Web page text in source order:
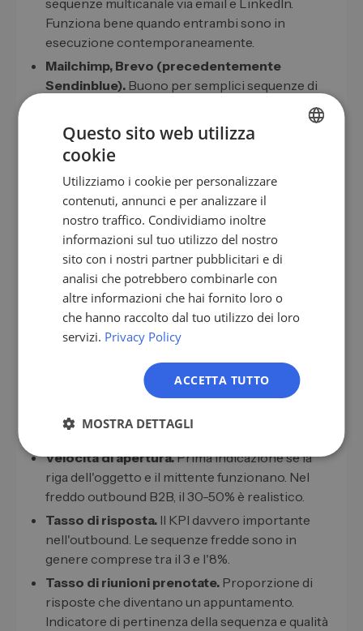
sequenze multicanale via email e LinkedIn.
Funziona bene quando entrambi sono in
esecuzione contemporaneamente.
Mailchimp, Brevo (precedentemente
Sendinblue). Buono per semplici sequenze di
newsletter, debole sulla logica comportamentale
reale.
L'errore più comune è abusare di uno strumento in
entrata come HubSpot per l'outbound a freddo.
Questo funziona a breve termine, ma rovina la
reputazione del dominio e quindi anche le e-mail in
entrata. Se fai entrambe le cose, dovresti eseguire
due stack uno accanto all'altro.
KPI in base ai quali misuri il successo
Una drip campaign senza KPI chiari è una
l'immagine di cui hai bisogno per il controllo.
Velocità di apertura.Prima indicazione se la
riga dell'oggetto e il mittente funzionano. Nel
freddo outbound B2B, il 30-50% è realistico.
Tasso di risposta. Il KPI davvero importante
nell'outbound. Le sequenze fredde sono in
genere comprese tra il 3 e l'8%.
Tasso di riunioni prenotate. Proporzione di
risposte che diventano un appuntamento.
Indicatore di pertinenza della sequenza e qualità
EN
FR
IT
NL
PL
Questo sito web utilizza
cookie
Utilizziamo i cookie per personalizzare
contenuti, annunci e per analizzare il
nostro traffico. Condividiamo inoltre
informazioni sul tuo utilizzo del nostro
sito con i nostri partner pubblicitari e di
analisi che potrebbero combinarle con
altre informazioni che hai fornito loro o
che hanno raccolto dal tuo utilizzo dei loro
servizi. Privacy Policy
ACCETTA TUTTO
MOSTRA DETTAGLI